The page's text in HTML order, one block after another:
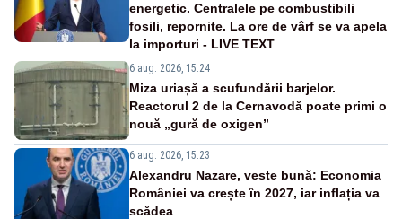
energetic. Centralele pe combustibili
fosili, repornite. La ore de vârf se va apela
la importuri - LIVE TEXT
6 aug. 2026, 15:24
Miza uriașă a scufundării barjelor.
Reactorul 2 de la Cernavodă poate primi o
nouă „gură de oxigen”
6 aug. 2026, 15:23
Alexandru Nazare, veste bună: Economia
României va crește în 2027, iar inflația va
scădea